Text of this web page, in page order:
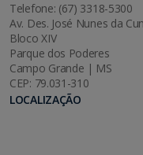
Telefone: (67) 3318-5300
Av. Des. José Nunes da
Bloco XIV
Parque dos Poderes
Campo Grande | MS
CEP: 79.031-310
LOCALIZAÇÃO